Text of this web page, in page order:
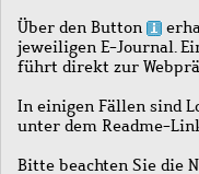
Über den Button
jeweiligen E-Journal.
führt direkt zur
In einigen Fällen sind
unter dem Readme-
Bitte beachten Sie die